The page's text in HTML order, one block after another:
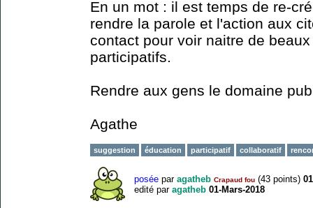
En un mot : il est temps de re-
rendre la parole et l'action aux
contact pour voir naitre de
participatifs.
Rendre aux gens le domaine
Agathe
suggestion éducation participatif collaboratif
posée par agatheb Crapaud fou (43 points)
edité par agatheb 01-Mars-2018